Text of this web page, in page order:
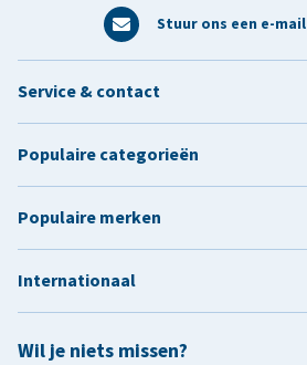
Stuur ons een e-mail
Wil je niets missen?
Service & contact
Populaire categorieën
Populaire merken
Internationaal